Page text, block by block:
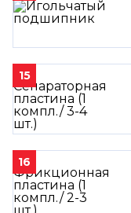
15
16